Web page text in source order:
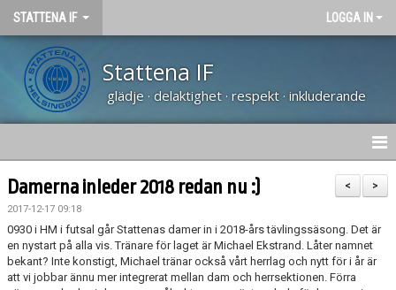
STATTENA IF LOGGA IN
Stattena IF
glädje · delaktighet · respekt · inkluderande
HEM
NYHETER
TRÄNARUTBILDNING SVFF D
>
<
Damerna inleder 2018 redan nu :)
2017-12-17 09:18
0930 i HM i futsal går Stattenas damer in i 2018-års tävlingssäsong. Det är
en nystart på alla vis. Tränare för laget är Michael Ekstrand. Låter namnet
bekant? Inte konstigt, Michael tränar också vårt herrlag och nytt för i år är
att vi jobbar ännu mer integrerat mellan dam och herrsektionen. Förra